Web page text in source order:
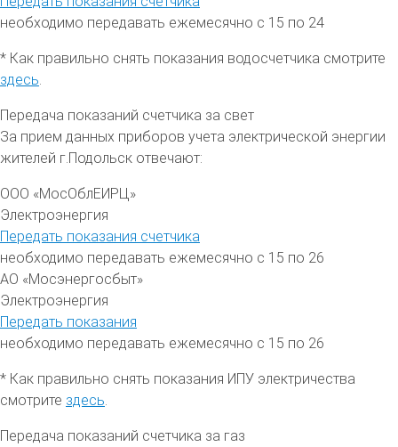
необходимо передавать ежемесячно с 15 по 24
* Как правильно снять показания водосчетчика смотрите
здесь
Передача показаний счетчика за свет
За прием данных приборов учета электрической энергии
жителей г. Подольск отвечают:
ООО «МосОблЕИРЦ»
Электроэнергия
Передать показания счетчика
необходимо передавать ежемесячно с 15 по 26
АО «Мосэнергосбыт»
Электроэнергия
Передать показания
необходимо передавать ежемесячно с 15 по 26
* Как правильно снять показания ИПУ электричества
смотрите здесь
Передача показаний счетчика за газ